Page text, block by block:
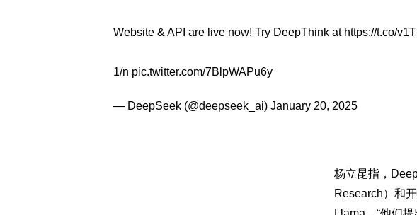
Website & API are live now! Try DeepThink at https://t.co/
1/n pic.twitter.com/7BlpWAPu6y
— DeepSeek (@deepseek_ai) January 20, 2025
杨立昆指，
Research）和